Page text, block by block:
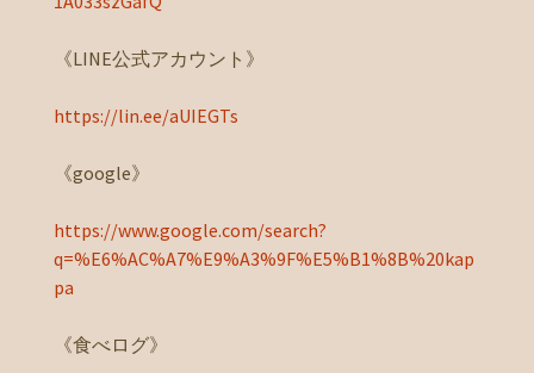
《LINE公式アカウント》
https://lin.ee/aUIEGTs
《google》
https://www.google.com/search?
q=%E6%AC%A7%E9%A3%9F%E5%B1%8B%20kap
pa
《食べログ》